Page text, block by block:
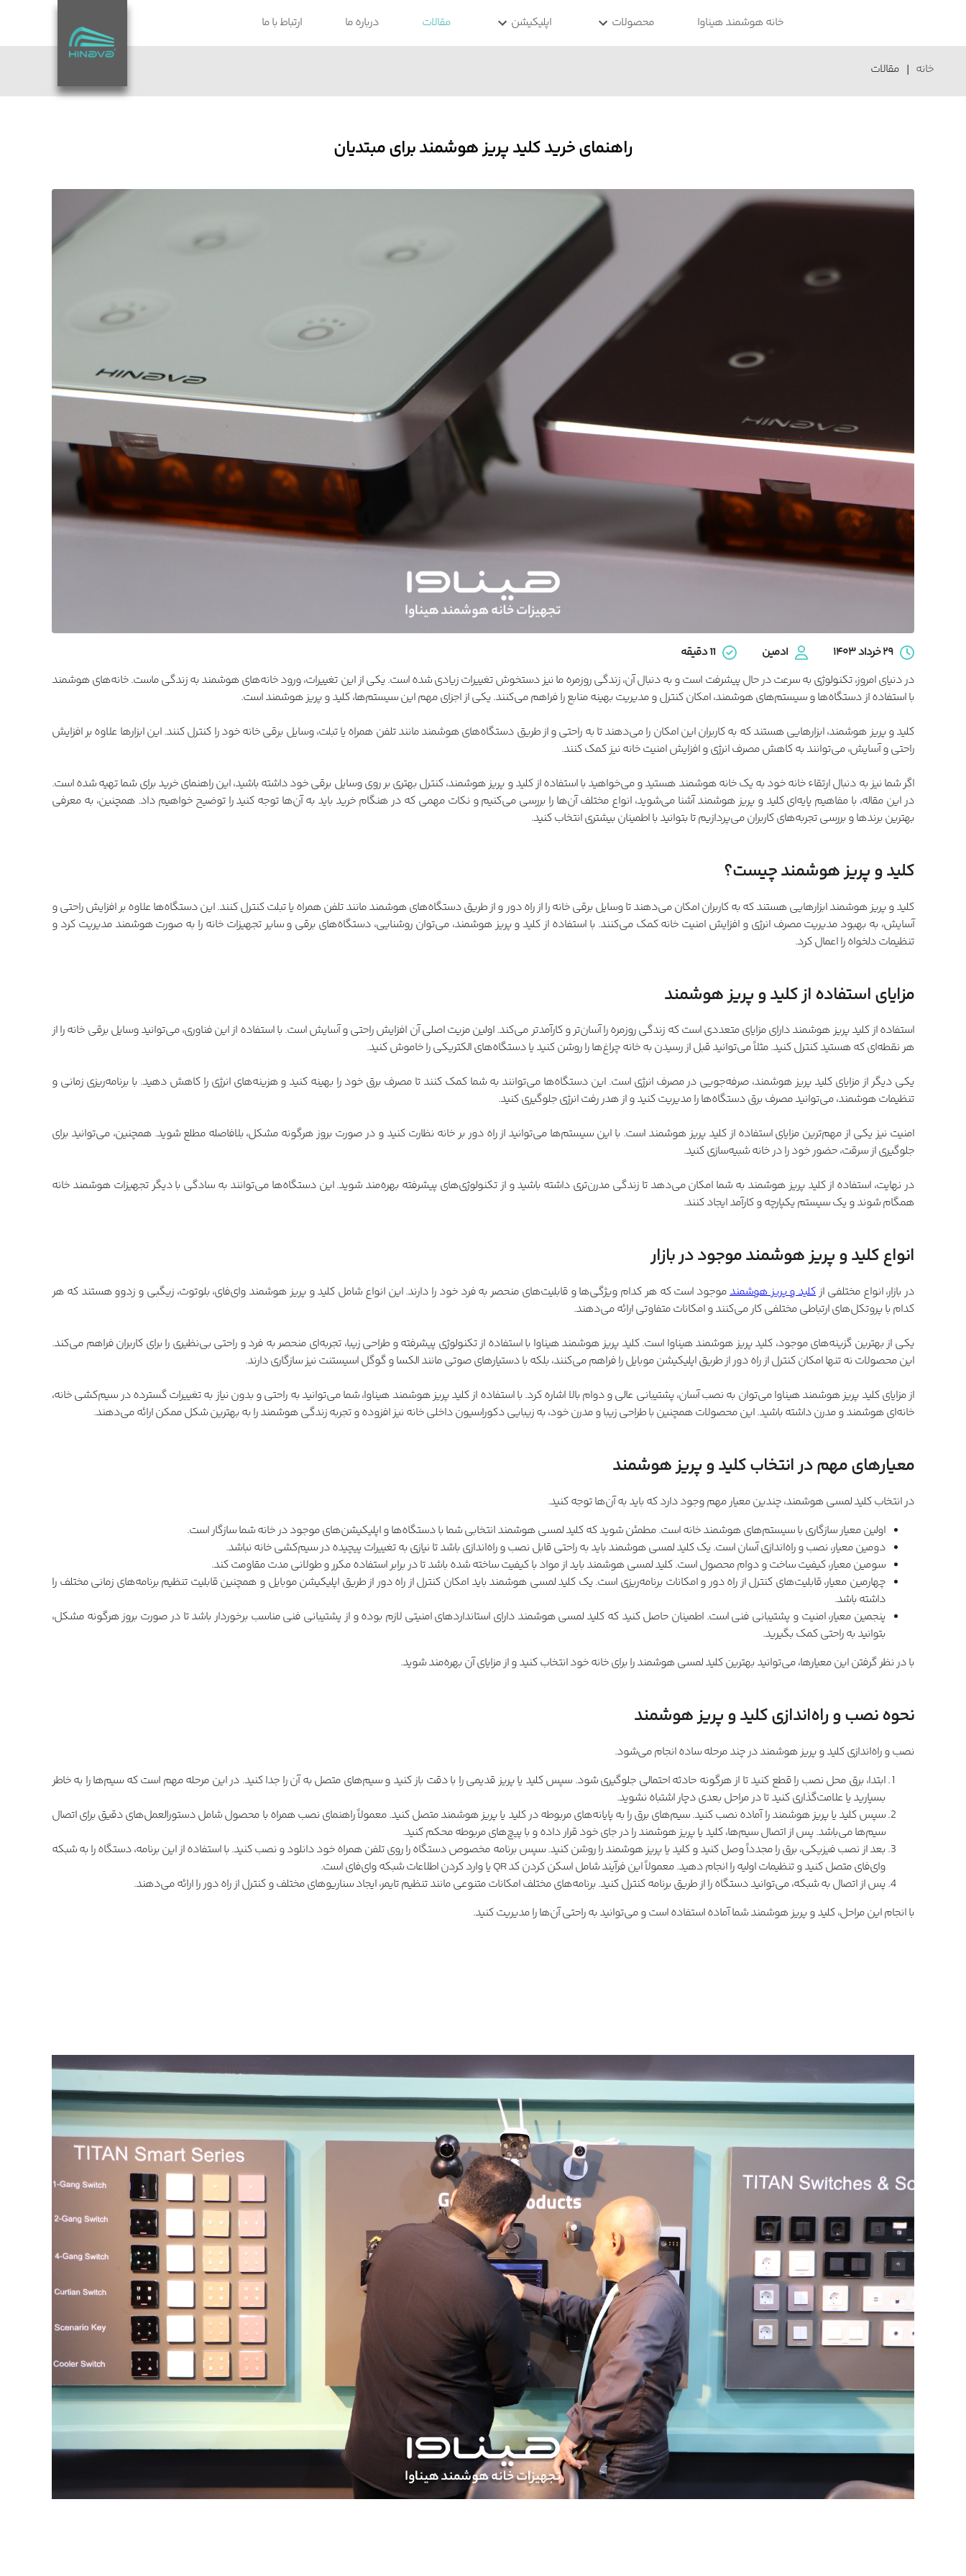
خانه هوشمند هیناوا محصولات اپلیکیشن مقالات درباره ما ارتباط با ما
خانه | مقالات
راهنمای خرید کلید پریز هوشمند برای مبتدیان
۲۹ خرداد ۱۴۰۳ ادمین 11دقیقه
در دنیای امروز، تکنولوژی به سرعت در حال پیشرفت است و به دنبال آن، زندگی روزمره ما نیز دستخوش تغییرات زیادی شده است. یکی از این تغییرات، ورود خانه‌های هوشمند به زندگی ماست. خانه‌های هوشمند
با استفاده از دستگاه‌ها و سیستم‌های هوشمند، امکان کنترل و مدیریت بهینه منابع را فراهم می‌کنند. یکی از اجزای مهم این سیستم‌ها، کلید و پریز هوشمند است.
کلید و پریز هوشمند، ابزارهایی هستند که به کاربران این امکان را می‌دهند تا به راحتی و از طریق دستگاه‌های هوشمند مانند تلفن همراه یا تبلت، وسایل برقی خانه خود را کنترل کنند. این ابزارها علاوه بر افزایش
راحتی و آسایش، می‌توانند به کاهش مصرف انرژی و افزایش امنیت خانه نیز کمک کنند.
اگر شما نیز به دنبال ارتقاء خانه خود به یک خانه هوشمند هستید و می‌خواهید با استفاده از کلید و پریز هوشمند، کنترل بهتری بر روی وسایل برقی خود داشته باشید، این راهنمای خرید برای شما تهیه شده است.
در این مقاله، با مفاهیم پایه‌ای کلید و پریز هوشمند آشنا می‌شوید، انواع مختلف آن‌ها را بررسی می‌کنیم و نکات مهمی که در هنگام خرید باید به آن‌ها توجه کنید را توضیح خواهیم داد. همچنین، به معرفی
بهترین برندها و بررسی تجربه‌های کاربران می‌پردازیم تا بتوانید با اطمینان بیشتری انتخاب کنید.
کلید و پریز هوشمند چیست؟
کلید و پریز هوشمند ابزارهایی هستند که به کاربران امکان می‌دهند تا وسایل برقی خانه را از راه دور و از طریق دستگاه‌های هوشمند مانند تلفن همراه یا تبلت کنترل کنند. این دستگاه‌ها علاوه بر افزایش راحتی و
آسایش، به بهبود مدیریت مصرف انرژی و افزایش امنیت خانه کمک می‌کنند. با استفاده از کلید و پریز هوشمند، می‌توان روشنایی، دستگاه‌های برقی و سایر تجهیزات خانه را به صورت هوشمند مدیریت کرد و
تنظیمات دلخواه را اعمال کرد.
مزایای استفاده از کلید و پریز هوشمند
استفاده از کلید پریز هوشمند دارای مزایای متعددی است که زندگی روزمره را آسان‌تر و کارآمدتر می‌کند. اولین مزیت اصلی آن افزایش راحتی و آسایش است. با استفاده از این فناوری، می‌توانید وسایل برقی خانه را از
هر نقطه‌ای که هستید کنترل کنید. مثلاً می‌توانید قبل از رسیدن به خانه چراغ‌ها را روشن کنید یا دستگاه‌های الکتریکی را خاموش کنید.
یکی دیگر از مزایای کلید پریز هوشمند، صرفه‌جویی در مصرف انرژی است. این دستگاه‌ها می‌توانند به شما کمک کنند تا مصرف برق خود را بهینه کنید و هزینه‌های انرژی را کاهش دهید. با برنامه‌ریزی زمانی و
تنظیمات هوشمند، می‌توانید مصرف برق دستگاه‌ها را مدیریت کنید و از هدر رفت انرژی جلوگیری کنید.
امنیت نیز یکی از مهم‌ترین مزایای استفاده از کلید پریز هوشمند است. با این سیستم‌ها می‌توانید از راه دور بر خانه نظارت کنید و در صورت بروز هرگونه مشکل، بلافاصله مطلع شوید. همچنین، می‌توانید برای
جلوگیری از سرقت، حضور خود را در خانه شبیه‌سازی کنید.
در نهایت، استفاده از کلید پریز هوشمند به شما امکان می‌دهد تا زندگی مدرن‌تری داشته باشید و از تکنولوژی‌های پیشرفته بهره‌مند شوید. این دستگاه‌ها می‌توانند به سادگی با دیگر تجهیزات هوشمند خانه
همگام شوند و یک سیستم یکپارچه و کارآمد ایجاد کنند.
انواع کلید و پریز هوشمند موجود در بازار
در بازار، انواع مختلفی ازکلید و پریز هوشمندموجود است که هر کدام ویژگی‌ها و قابلیت‌های منحصر به فرد خود را دارند. این انواع شامل کلید و پریز هوشمند وای‌فای، بلوتوث، زیگبی و زدوو هستند که هر
کدام با پروتکل‌های ارتباطی مختلفی کار می‌کنند و امکانات متفاوتی ارائه می‌دهند.
یکی از بهترین گزینه‌های موجود، کلید پریز هوشمند هیناوا است. کلید پریز هوشمند هیناوا با استفاده از تکنولوژی پیشرفته و طراحی زیبا، تجربه‌ای منحصر به فرد و راحتی بی‌نظیری را برای کاربران فراهم می‌کند.
این محصولات نه تنها امکان کنترل از راه دور از طریق اپلیکیشن موبایل را فراهم می‌کنند، بلکه با دستیارهای صوتی مانند الکسا و گوگل اسیستنت نیز سازگاری دارند.
از مزایای کلید پریز هوشمند هیناوا می‌توان به نصب آسان، پشتیبانی عالی و دوام بالا اشاره کرد. با استفاده از کلید پریز هوشمند هیناوا، شما می‌توانید به راحتی و بدون نیاز به تغییرات گسترده در سیم‌کشی خانه،
خانه‌ای هوشمند و مدرن داشته باشید. این محصولات همچنین با طراحی زیبا و مدرن خود، به زیبایی دکوراسیون داخلی خانه نیز افزوده و تجربه زندگی هوشمند را به بهترین شکل ممکن ارائه می‌دهند.
معیارهای مهم در انتخاب کلید و پریز هوشمند
در انتخاب کلید لمسی هوشمند، چندین معیار مهم وجود دارد که باید به آن‌ها توجه کنید.
اولین معیار سازگاری با سیستم‌های هوشمند خانه است. مطمئن شوید که کلید لمسی هوشمند انتخابی شما با دستگاه‌ها و اپلیکیشن‌های موجود در خانه شما سازگار است.
دومین معیار، نصب و راه‌اندازی آسان است. یک کلید لمسی هوشمند باید به راحتی قابل نصب و راه‌اندازی باشد تا نیازی به تغییرات پیچیده در سیم‌کشی خانه نباشد.
سومین معیار، کیفیت ساخت و دوام محصول است. کلید لمسی هوشمند باید از مواد با کیفیت ساخته شده باشد تا در برابر استفاده مکرر و طولانی مدت مقاومت کند.
چهارمین معیار، قابلیت‌های کنترل از راه دور و امکانات برنامه‌ریزی است. یک کلید لمسی هوشمند باید امکان کنترل از راه دور از طریق اپلیکیشن موبایل و همچنین قابلیت تنظیم برنامه‌های زمانی مختلف را
داشته باشد.
پنجمین معیار، امنیت و پشتیبانی فنی است. اطمینان حاصل کنید که کلید لمسی هوشمند دارای استانداردهای امنیتی لازم بوده و از پشتیبانی فنی مناسب برخوردار باشد تا در صورت بروز هرگونه مشکل،
بتوانید به راحتی کمک بگیرید.
با در نظر گرفتن این معیارها، می‌توانید بهترین کلید لمسی هوشمند را برای خانه خود انتخاب کنید و از مزایای آن بهره‌مند شوید.
نحوه نصب و راه‌اندازی کلید و پریز هوشمند
نصب و راه‌اندازی کلید و پریز هوشمند در چند مرحله ساده انجام می‌شود.
ابتدا، برق محل نصب را قطع کنید تا از هرگونه حادثه احتمالی جلوگیری شود. سپس کلید یا پریز قدیمی را با دقت باز کنید و سیم‌های متصل به آن را جدا کنید. در این مرحله مهم است که سیم‌ها را به خاطر
بسپارید یا علامت‌گذاری کنید تا در مراحل بعدی دچار اشتباه نشوید.
سپس کلید یا پریز هوشمند را آماده نصب کنید. سیم‌های برق را به پایانه‌های مربوطه در کلید یا پریز هوشمند متصل کنید. معمولاً راهنمای نصب همراه با محصول شامل دستورالعمل‌های دقیق برای اتصال
سیم‌ها می‌باشد. پس از اتصال سیم‌ها، کلید یا پریز هوشمند را در جای خود قرار داده و با پیچ‌های مربوطه محکم کنید.
بعد از نصب فیزیکی، برق را مجدداً وصل کنید و کلید یا پریز هوشمند را روشن کنید. سپس برنامه مخصوص دستگاه را روی تلفن همراه خود دانلود و نصب کنید. با استفاده از این برنامه، دستگاه را به شبکه
وای‌فای متصل کنید و تنظیمات اولیه را انجام دهید. معمولاً این فرآیند شامل اسکن کردن کد QR یا وارد کردن اطلاعات شبکه وای‌فای است.
پس از اتصال به شبکه، می‌توانید دستگاه را از طریق برنامه کنترل کنید. برنامه‌های مختلف امکانات متنوعی مانند تنظیم تایمر، ایجاد سناریوهای مختلف و کنترل از راه دور را ارائه می‌دهند.
با انجام این مراحل، کلید و پریز هوشمند شما آماده استفاده است و می‌توانید به راحتی آن‌ها را مدیریت کنید.